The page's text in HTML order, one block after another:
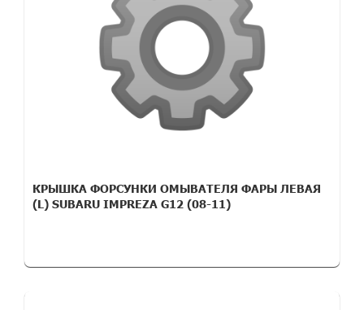
КРЫШКА ФОРСУНКИ ОМЫВАТЕЛЯ ФАРЫ ЛЕВАЯ
(L) SUBARU IMPREZA G12 (08-11)